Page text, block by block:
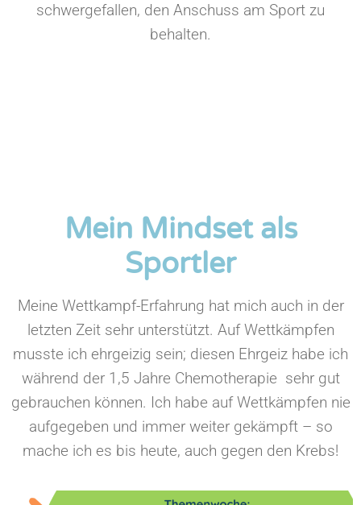
schwergefallen, den Anschuss am Sport zu
behalten.
Mein Mindset als
Sportler
Meine Wettkampf-Erfahrung hat mich auch in der
letzten Zeit sehr unterstützt. Auf Wettkämpfen
musste ich ehrgeizig sein; diesen Ehrgeiz habe ich
während der 1,5 Jahre Chemotherapie sehr gut
gebrauchen können. Ich habe auf Wettkämpfen nie
aufgegeben und immer weiter gekämpft – so
mache ich es bis heute, auch gegen den Krebs!